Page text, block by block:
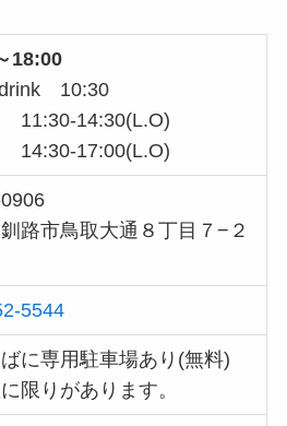
18:00
10:30
11:30-14:30(L.O)
14:30-17:00(L.O)
路市鳥取大通８丁目７−２
5544
に専用駐車場あり(無料)
限りがあります。